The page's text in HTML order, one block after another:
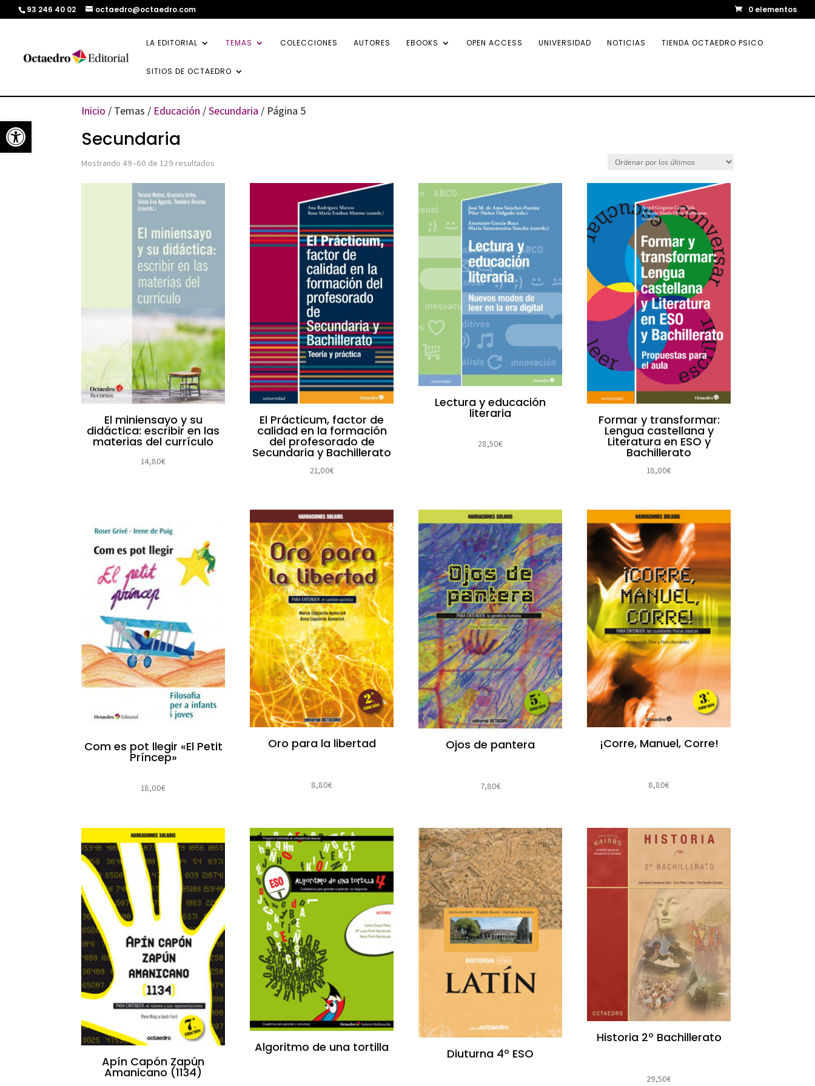
Abrir barra de herramientas
93 246 40 02 octaedro@octaedro.com 0 elementos
LA EDITORIAL TEMAS COLECCIONES AUTORES EBOOKS OPEN ACCESS UNIVERSIDAD NOTICIAS TIENDA OCTAEDRO PSICO
SITIOS DE OCTAEDRO
Inicio / Temas / Educación /Secundaria / Página 5
Secundaria
Mostrando 49–60 de 129 resultados
por
El miniensayo y su
didáctica: escribir en las
materias del currículo
14,80€
El Prácticum, factor de
calidad en la formación
del profesorado de
Secundaria y Bachillerato
21,00€
Lectura y educación
literaria
28,50€
Formar y transformar:
Lengua castellana y
Literatura en ESO y
Bachillerato
18,00€
Com es pot llegir «El Petit
Príncep»
18,00€
Oro para la libertad
8,80€
Ojos de pantera
7,80€
¡Corre, Manuel, Corre!
8,80€
Apín Capón Zapún
Amanicano (1134)
Algoritmo de una tortilla Diuturna 4º ESO
Historia 2º Bachillerato
29,50€